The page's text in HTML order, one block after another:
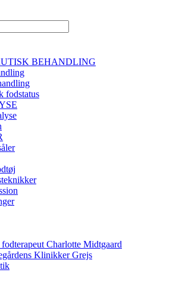
BEHANDLING
fodstatus
fodterapeut Charlotte Midtgaard
Klinikker Grejs